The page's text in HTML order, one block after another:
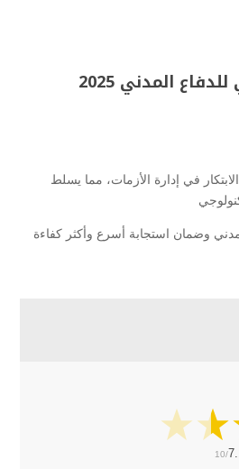
المدني 2025
في إدارة الأزمات، مما يسلط
وضمان استجابة أسرع وأكثر كفاءة
10/